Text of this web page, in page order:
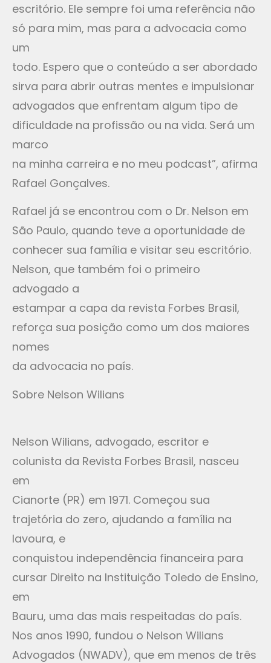
escritório. Ele sempre foi uma referência não
só para mim, mas para a advocacia como
um
todo. Espero que o conteúdo a ser abordado
sirva para abrir outras mentes e impulsionar
advogados que enfrentam algum tipo de
dificuldade na profissão ou na vida. Será um
marco
na minha carreira e no meu podcast”, afirma
Rafael Gonçalves.
Rafael já se encontrou com o Dr. Nelson em
São Paulo, quando teve a oportunidade de
conhecer sua família e visitar seu escritório.
Nelson, que também foi o primeiro
advogado a
estampar a capa da revista Forbes Brasil,
reforça sua posição como um dos maiores
nomes
da advocacia no país.
Sobre Nelson Wilians
Nelson Wilians, advogado, escritor e
colunista da Revista Forbes Brasil, nasceu
em
Cianorte (PR) em 1971. Começou sua
trajetória do zero, ajudando a família na
lavoura, e
conquistou independência financeira para
cursar Direito na Instituição Toledo de Ensino,
em
Bauru, uma das mais respeitadas do país.
Nos anos 1990, fundou o Nelson Wilians
Advogados (NWADV), que em menos de três